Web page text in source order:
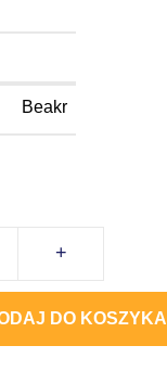
Beakr
+
DO KOSZYKA